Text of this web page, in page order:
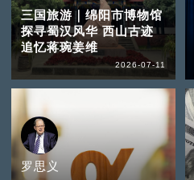
三国旅游｜绵阳市博物馆
探寻蜀汉风华 西山古迹
追忆蒋琬姜维
2026-07-11
罗思义